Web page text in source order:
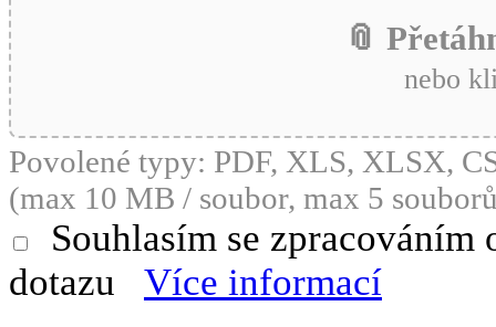
📎
nebo
Povolené typy: PDF, XLS, XLSX,
(max 10 MB / soubor, max 5
Souhlasím se
dotazu
Více informací